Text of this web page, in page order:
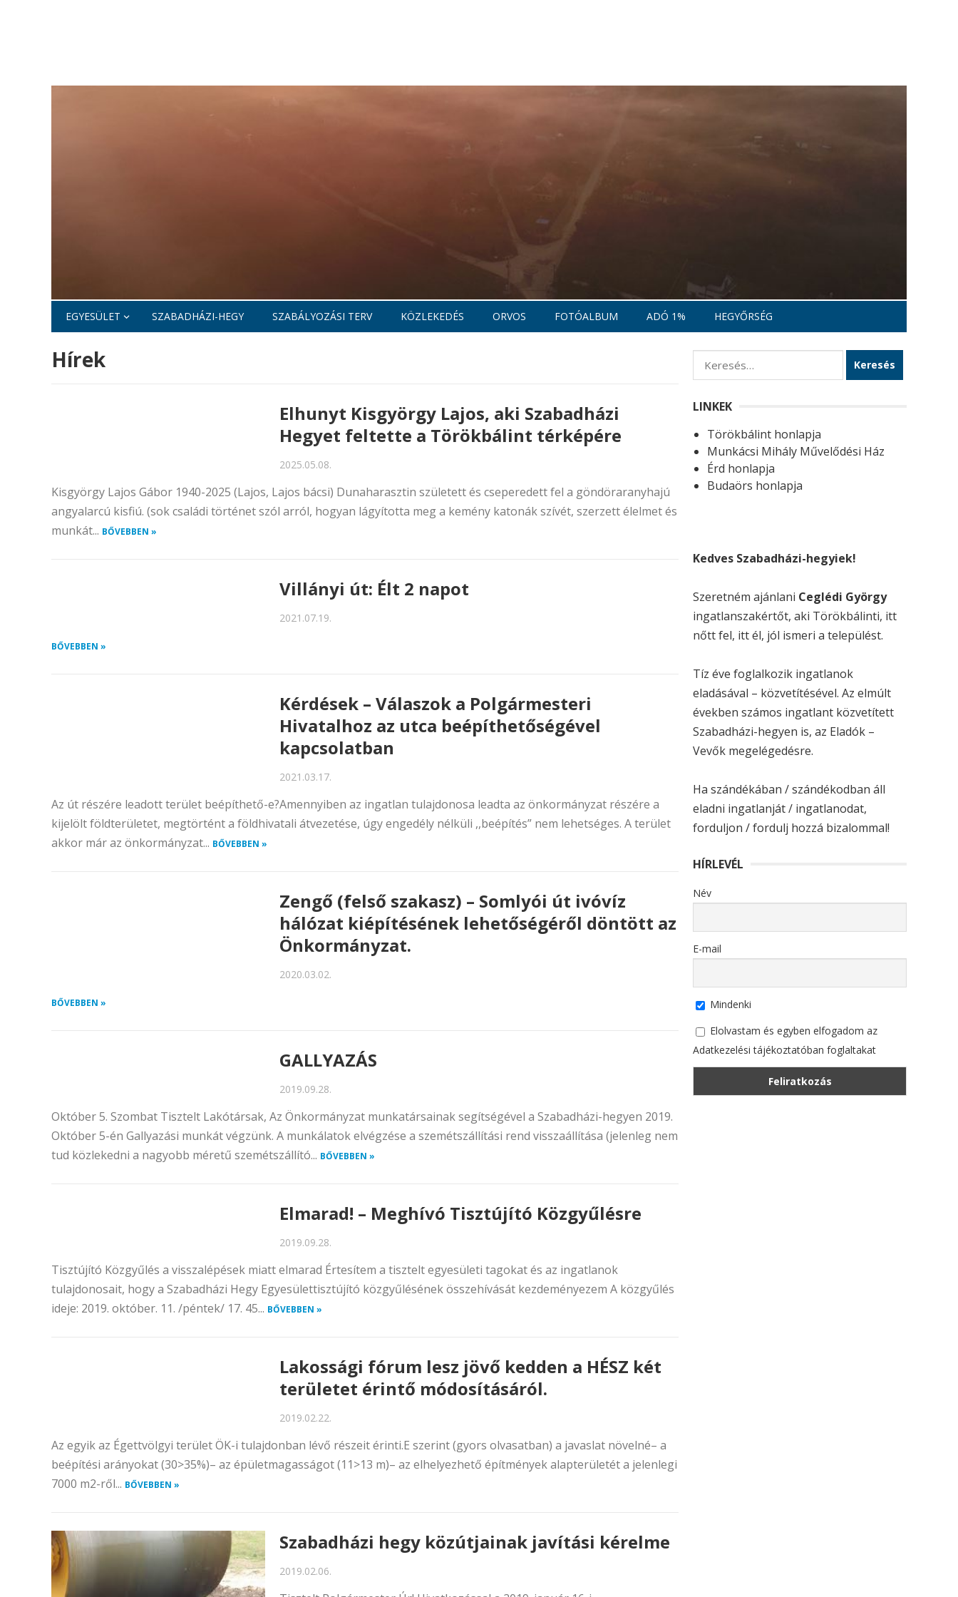
EGYESÜLET SZABADHÁZI-HEGY SZABÁLYOZÁSI TERV KÖZLEKEDÉS ORVOS FOTÓALBUM ADÓ 1% HEGYŐRSÉG
Hírek
Elhunyt Kisgyörgy Lajos, aki Szabadházi
Hegyet feltette a Törökbálint térképére
2025.05.08.
Kisgyörgy Lajos Gábor 1940-2025 (Lajos, Lajos bácsi) Dunaharasztin született és cseperedett fel a göndöraranyhajú
angyalarcú kisfiú. (sok családi történet szól arról, hogyan lágyította meg a kemény katonák szívét, szerzett élelmet és
munkát... BŐVEBBEN »
Villányi út: Élt 2 napot
2021.07.19.
BŐVEBBEN »
Kérdések – Válaszok a Polgármesteri
Hivatalhoz az utca beépíthetőségével
kapcsolatban
2021.03.17.
Az út részére leadott terület beépíthető-e?Amennyiben az ingatlan tulajdonosa leadta az önkormányzat részére a
kijelölt földterületet, megtörtént a földhivatali átvezetése, úgy engedély nélküli ,,beépítés” nem lehetséges. A terület
akkor már az önkormányzat... BŐVEBBEN »
Zengő (felső szakasz) – Somlyói út ivóvíz
hálózat kiépítésének lehetőségéről döntött az
Önkormányzat.
2020.03.02.
BŐVEBBEN »
GALLYAZÁS
2019.09.28.
Október 5. Szombat Tisztelt Lakótársak, Az Önkormányzat munkatársainak segítségével a Szabadházi-hegyen 2019.
Október 5-én Gallyazási munkát végzünk. A munkálatok elvégzése a szemétszállítási rend visszaállítása (jelenleg nem
tud közlekedni a nagyobb méretű szemétszállító... BŐVEBBEN »
Elmarad! – Meghívó Tisztújító Közgyűlésre
2019.09.28.
Tisztújító Közgyűlés a visszalépések miatt elmarad Értesítem a tisztelt egyesületi tagokat és az ingatlanok
tulajdonosait, hogy a Szabadházi Hegy Egyesülettisztújító közgyűlésének összehívását kezdeményezem A közgyűlés
ideje: 2019. október. 11. /péntek/ 17. 45... BŐVEBBEN »
Lakossági fórum lesz jövő kedden a HÉSZ két
területet érintő módosításáról.
2019.02.22.
Az egyik az Égettvölgyi terület ÖK-i tulajdonban lévő részeit érinti.E szerint (gyors olvasatban) a javaslat növelné– a
beépítési arányokat (30>35%)– az épületmagasságot (11>13 m)– az elhelyezhető építmények alapterületét a jelenlegi
7000 m2-ről... BŐVEBBEN »
Szabadházi hegy közútjainak javítási kérelme
2019.02.06.
e
s
é
s
LINKEK
Törökbálint honlapja
Munkácsi Mihály Művelődési Ház
Érd honlapja
Budaörs honlapja
Kedves Szabadházi-hegyiek!
Szeretném ajánlani Ceglédi György
ingatlanszakértőt, aki Törökbálinti, itt
nőtt fel, itt él, jól ismeri a települést.
Tíz éve foglalkozik ingatlanok
eladásával – közvetítésével. Az elmúlt
években számos ingatlant közvetített
Szabadházi-hegyen is, az Eladók –
Vevők megelégedésre.
Ha szándékában / szándékodban áll
eladni ingatlanját / ingatlanodat,
forduljon / fordulj hozzá bizalommal!
HÍRLEVÉL
Név
E-mail
Mindenki
Elolvastam és egyben elfogadom az
Adatkezelési tájékoztatóban foglaltakat